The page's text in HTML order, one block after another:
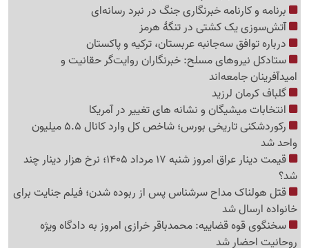
برنامه و کارنامه خبرنگاری جنگ در نبرد رسانه‌ای
آتش‌سوزی یک کشتی در تنگهٔ هرمز
درباره توافق سه‌جانبه عربستان، ترکیه و پاکستان
ستادکل نیروهای مسلح: خبرنگاران روایت‌گر حقانیت و
امیدآفرینان جامعه‌اند
گلباف کرمان لرزید
انتخابات میشیگان و نشانه های تغییر در آمریکا
رکوردشکنی تاریخی بورس؛ شاخص کل وارد کانال 5.5 میلیون
واحد شد
قیمت دینار عراق امروز شنبه 17 مرداد 1405؛ نرخ هزار دینار چند
شد؟
قتل هولناک مداح سرشناس پس از ربوده شدن؛ فیلم جنایت برای
خانواده ارسال شد
سخنگوی قوه قضاییه: محمدباقر خرازی امروز به دادگاه ویژه
روحانیت احضار شد